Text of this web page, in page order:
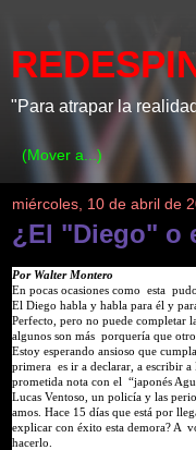
"Para atrapar la
miércoles, 10 de abril de
¿El "Diego" o
Por Walter Montero
En pocas ocasiones como esta
El Diego habla y habla para él y
Perfecto, pero no puede completar
algunos son más porquería que
Estoy esperando ansioso que
primera es ir a declarar, a escribir a
prometida nota con el “japonés
Lucas Ventoso, un policía y las
amos. Hace 15 días que está por
explicar con éxito esta demora? A
hacerlo.